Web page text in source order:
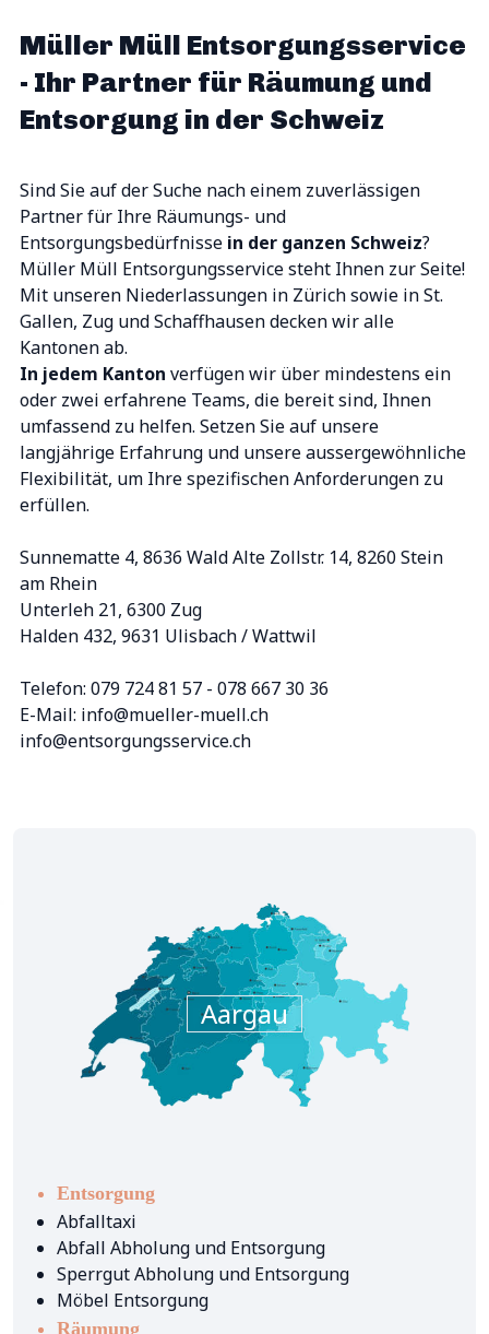
Müller Müll Entsorgungsservice
- Ihr Partner für Räumung und
Entsorgung in der Schweiz
Sind Sie auf der Suche nach einem zuverlässigen
Partnerfür Ihre Räumungs- und
Entsorgungsbedürfnisse in der ganzen Schweiz?
Müller Müll Entsorgungsservice steht Ihnen zur Seite!
Mit unseren Niederlassungen in Zürichsowie inSt.
Gallen, Zug undSchaffhausendecken wir alle
Kantonen ab.
In jedem Kanton verfügen wir über mindestens ein
oder zwei erfahrene Teams, die bereit sind, Ihnen
umfassend zu helfen. Setzen Sie auf unsere
langjährige Erfahrung und unsereaussergewöhnliche
Flexibilität, um Ihre spezifischen Anforderungen zu
erfüllen.
Sunnematte 4, 8636 Wald Alte Zollstr. 14, 8260 Stein
am Rhein
Unterleh 21, 6300 Zug
Halden 432, 9631 Ulisbach / Wattwil
Telefon: 079 724 81 57 - 078 667 30 36
E-Mail: info@mueller-muell.ch
info@entsorgungsservice.ch
Aargau
Entsorgung
Abfalltaxi
Abfall Abholung und Entsorgung
Sperrgut Abholung und Entsorgung
Möbel Entsorgung
Räumung